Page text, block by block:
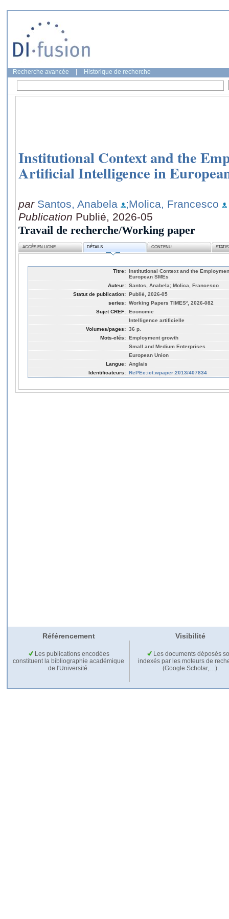
Recherche avancée Historique de recherche
Institutional Context and the
Artificial Intelligence in
par Santos, Anabela
;Molica, Francesco
Publication Publié, 2026-05
Travail de recherche/Working paper
ACCÈS EN LIGNE DÉTAILS CONTENU
Titre: Institutional Context and the
European SMEs
Auteur: Santos, Anabela; Molica, Francesco
Statut de publication: Publié, 2026-05
series: Working Papers TIMES², 2026-082
Sujet CREF: Economie
Intelligence artificielle
Volumes/pages: 36 p.
Mots-clés: Employment growth
Small and Medium Enterprises
European Union
Langue: Anglais
Identificateurs: RePEc:ict:wpaper:2013/407834
Référencement Visibilité
Les publications encodées
constituent la bibliographie académique
de l'Université.
Les documents déposés
indexés par les moteurs de
(Google Scholar,…).